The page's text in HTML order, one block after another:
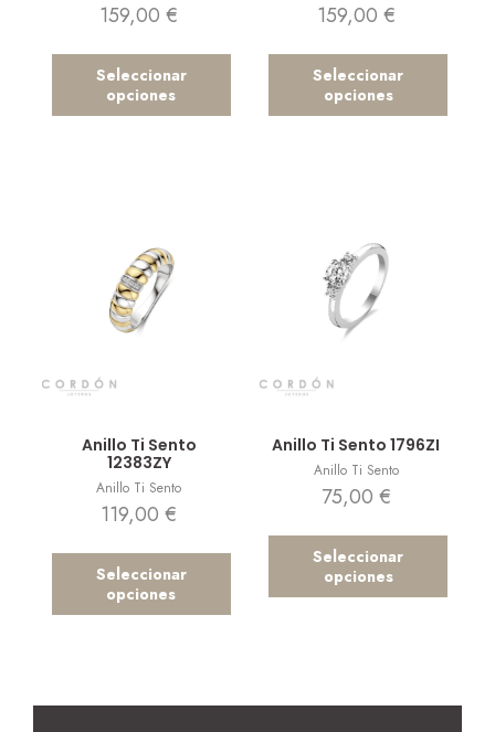
159,00€
Seleccionar
opciones
159,00 €
Seleccionar
opciones
Anillo Ti Sento
12383ZY
Anillo Ti Sento
119,00€
Seleccionar
opciones
Anillo Ti Sento 1796ZI
Anillo Ti Sento
75,00 €
Seleccionar
opciones